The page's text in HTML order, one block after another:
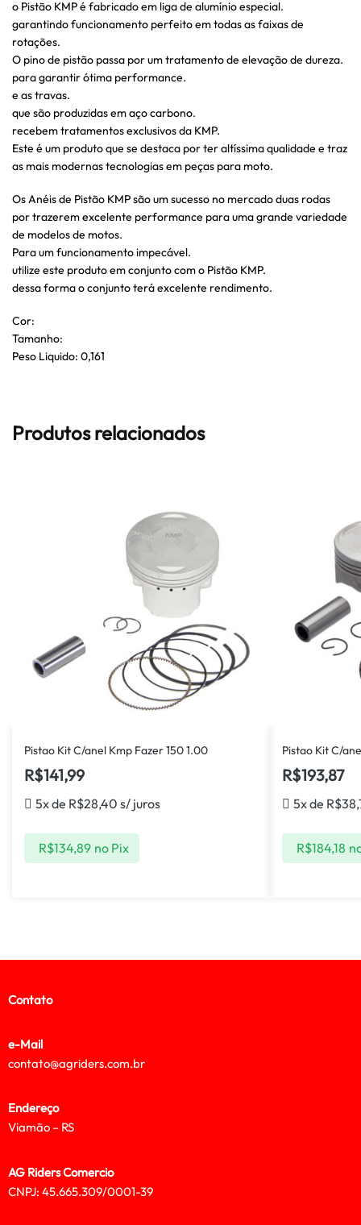
o Pistão KMP é fabricado em liga de alumínio especial.
garantindo funcionamento perfeito em todas as faixas de
rotações.
O pino de pistão passa por um tratamento de elevação de dureza.
para garantir ótima performance.
e as travas.
que são produzidas em aço carbono.
recebem tratamentos exclusivos da KMP.
Este é um produto que se destaca por ter altíssima qualidade e traz
as mais modernas tecnologias em peças para moto.
Os Anéis de Pistão KMP são um sucesso no mercado duas rodas
por trazerem excelente performance para uma grande variedade
de modelos de motos.
Para um funcionamento impecável.
utilize este produto em conjunto com o Pistão KMP.
dessa forma o conjunto terá excelente rendimento.
Cor:
Tamanho:
Peso Liquido: 0,161
Produtos relacionados
Pistao Kit C/anel Kmp Fazer 150 1.00
R$141,99
5x de R$28,40 s/ juros
R$134,89 no Pix
Pistao Kit C/
R$193,87
5x de R$
R$184,18
Contato
e-Mail
contato@agriders.com.br
Endereço
Viamão – RS
AG Riders Comercio
CNPJ: 45.665.309/0001-39